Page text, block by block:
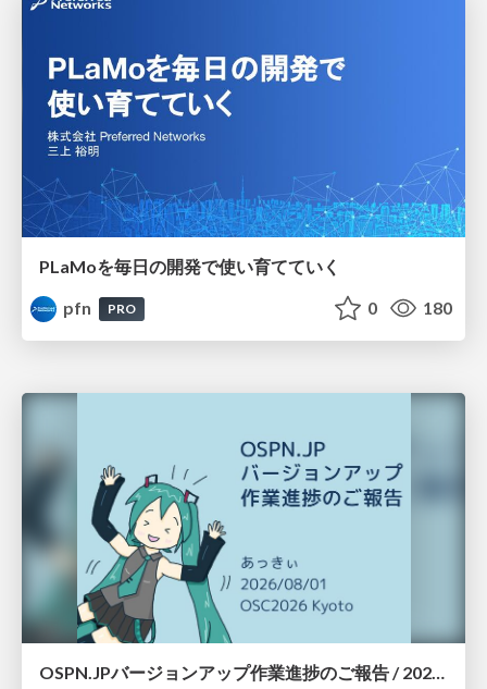
PLaMoを毎日の開発で使い育てていく
pfn
PRO 0 180